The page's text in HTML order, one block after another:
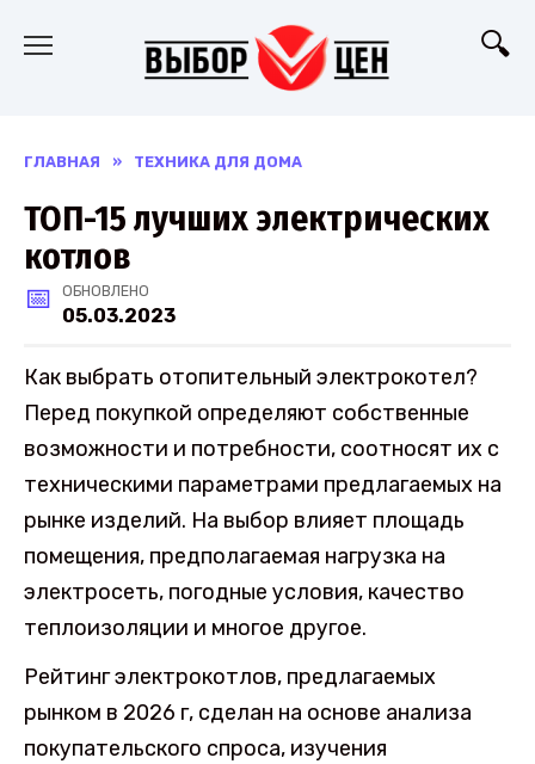
ГЛАВНАЯ » ТЕХНИКА ДЛЯ ДОМА
ТОП-15 лучших электрических
котлов
ОБНОВЛЕНО
05.03.2023
Как выбрать отопительный электрокотел?
Перед покупкой определяют собственные
возможности и потребности, соотносят их с
техническими параметрами предлагаемых на
рынке изделий. На выбор влияет площадь
помещения, предполагаемая нагрузка на
электросеть, погодные условия, качество
теплоизоляции и многое другое.
Рейтинг электрокотлов, предлагаемых
рынком в 2026 г, сделан на основе анализа
покупательского спроса, изучения